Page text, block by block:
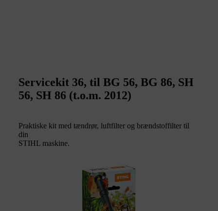
Servicekit 36, til BG 56, BG 86, SH
56, SH 86 (t.o.m. 2012)
Praktiske kit med tændrør, luftfilter og brændstoffilter til
din
STIHL maskine.